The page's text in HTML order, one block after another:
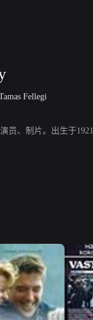
Fellegi
员、制片。出生于